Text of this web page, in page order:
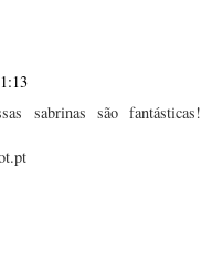
sabrinas são fantásticas!